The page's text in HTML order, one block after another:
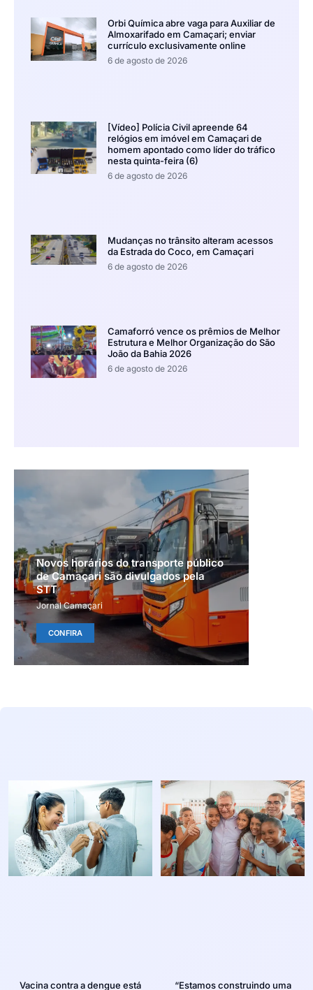
Orbi Química abre vaga para Auxiliar de
Almoxarifado em Camaçari; enviar
currículo exclusivamente online
6 de agosto de 2026
[Vídeo] Polícia Civil apreende 64
relógios em imóvel em Camaçari de
homem apontado como líder do tráfico
nesta quinta-feira (6)
6 de agosto de 2026
Mudanças no trânsito alteram acessos
da Estrada do Coco, em Camaçari
6 de agosto de 2026
Camaforró vence os prêmios de Melhor
Estrutura e Melhor Organização do São
João da Bahia 2026
6 de agosto de 2026
Novos horários do transporte público
de Camaçari são divulgados pela
STT
Jornal Camaçari
CONFIRA
Vacina contra a dengue está “Estamos construindo uma